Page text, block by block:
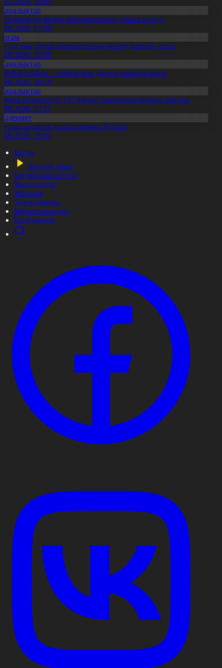
балық шаруашылығы дамып келеді
17:09
еті мен тауық жұмыртқасын өндіру қарқын алды
10:05
отбасы – тәрбие мен дәстүр сабақтастығы
20:19
облысында 157 науқас трансплантацияға мұқтаж
17:11
архивтің құрылғанына 20 жыл
20:03
Басты
Тікелей эфир
Бағдарлама кестесі
Жаңалықтар
Жобалар
Телехикаялар
Мультсериалдар
Видеоархив